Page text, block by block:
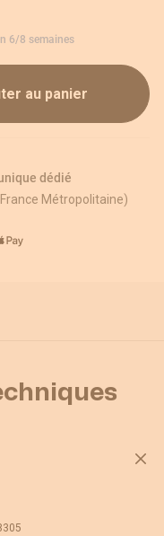
6/8 semaines
au panier
dédié
Métropolitaine)